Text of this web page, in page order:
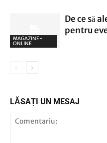
MAGAZINE-
ONLINE
De ce să
pentru
LĂSAȚI UN MESAJ